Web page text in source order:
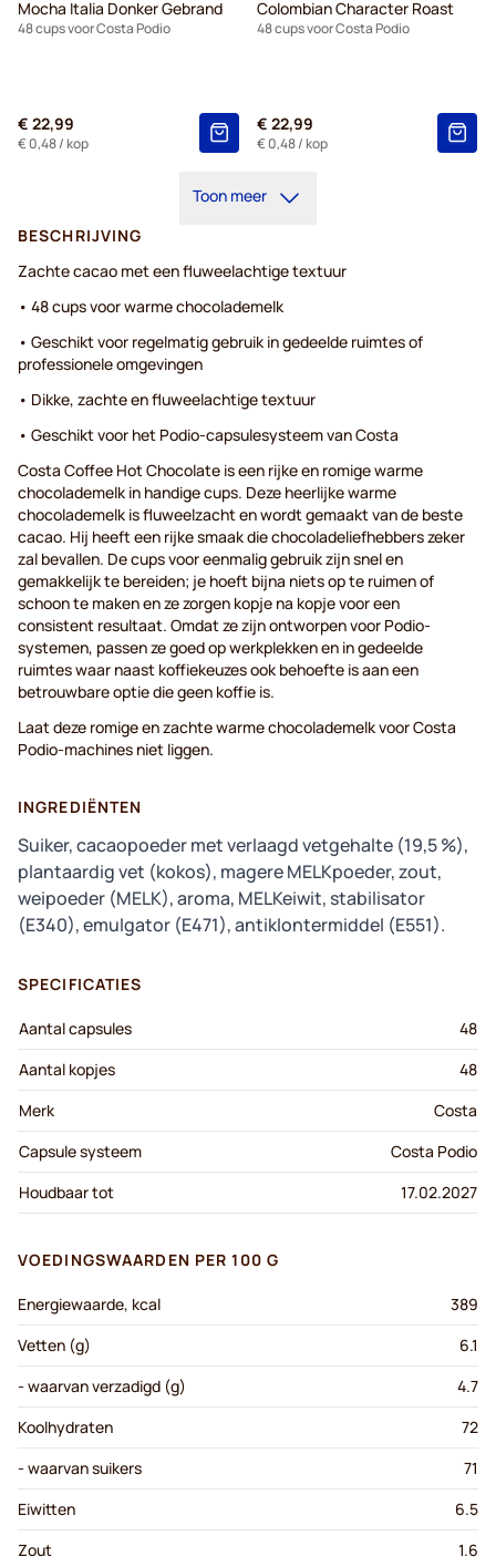
Mocha Italia Donker Gebrand
48 cups voor Costa Podio
€ 22,99
€ 0,48/ kop
Colombian Character Roast
48 cups voor Costa Podio
€ 22,99
€ 0,48/ kop
Toon meer
BESCHRIJVING
Zachte cacao met een fluweelachtige textuur
• 48 cups voor warme chocolademelk
• Geschikt voor regelmatig gebruik in gedeelde ruimtes of
professionele omgevingen
• Dikke, zachte en fluweelachtige textuur
• Geschikt voor het Podio-capsulesysteem van Costa
Costa Coffee Hot Chocolate is een rijke en romige warme
chocolademelk in handige cups. Deze heerlijke warme
chocolademelk is fluweelzacht en wordt gemaakt van de beste
cacao. Hij heeft een rijke smaak die chocoladeliefhebbers zeker
zal bevallen. De cups voor eenmalig gebruik zijn snel en
gemakkelijk te bereiden; je hoeft bijna niets op te ruimen of
schoon te maken en ze zorgen kopje na kopje voor een
consistent resultaat. Omdat ze zijn ontworpen voor Podio-
systemen, passen ze goed op werkplekken en in gedeelde
ruimtes waar naast koffiekeuzes ook behoefte is aan een
betrouwbare optie die geen koffie is.
Laat deze romige en zachte warme chocolademelk voor Costa
Podio-machines niet liggen.
INGREDIËNTEN
Suiker, cacaopoeder met verlaagd vetgehalte (19,5 %),
plantaardig vet (kokos), magere MELKpoeder, zout,
weipoeder (MELK), aroma, MELKeiwit, stabilisator
(E340), emulgator (E471), antiklontermiddel (E551).
SPECIFICATIES
Aantal capsules
48
Aantal kopjes
48
Merk
Costa
Capsule systeem
Costa Podio
Houdbaar tot
17.02.2027
VOEDINGSWAARDEN PER 100 G
Energiewaarde, kcal
389
Vetten (g)
6.1
- waarvan verzadigd (g)
4.7
Koolhydraten
72
- waarvan suikers
71
Eiwitten
6.5
Zout
1.6